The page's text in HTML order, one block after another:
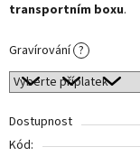
transportním boxu.
Gravírování ?
Dostupnost
Kód: